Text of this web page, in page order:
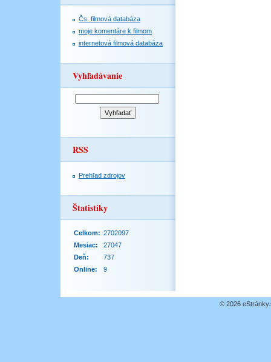
Čs. filmová databáza
moje komentáre k filmom
internetová filmová databáza
Vyhľadávanie
RSS
Prehľad zdrojov
Štatistiky
Online: 9
Celkom: 2702097
Mesiac:
27047
Deň:
737
© 2026